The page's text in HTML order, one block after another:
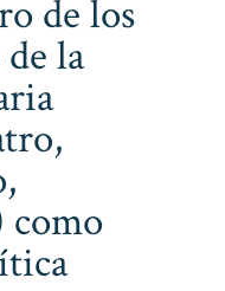
de los
la
como